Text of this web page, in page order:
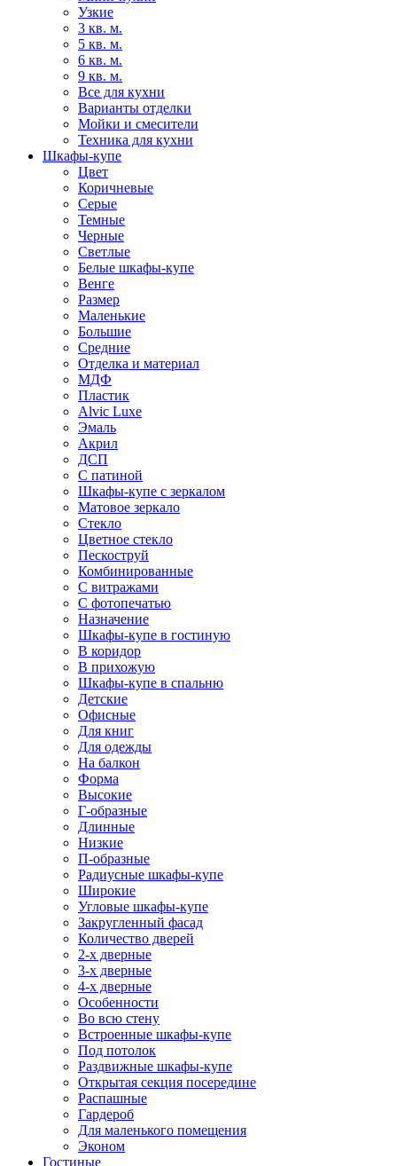
Узкие
3 кв. м.
5 кв. м.
6 кв. м.
9 кв. м.
Все для кухни
Варианты отделки
Мойки и смесители
Техника для кухни
Шкафы-купе
Цвет
Коричневые
Серые
Темные
Черные
Светлые
Белые шкафы-купе
Венге
Размер
Маленькие
Большие
Средние
Отделка и материал
МДФ
Пластик
Alvic Luxe
Эмаль
Акрил
ДСП
С патиной
Шкафы-купе с зеркалом
Матовое зеркало
Стекло
Цветное стекло
Пескоструй
Комбинированные
С витражами
С фотопечатью
Назначение
Шкафы-купе в гостиную
В коридор
В прихожую
Шкафы-купе в спальню
Детские
Офисные
Для книг
Для одежды
На балкон
Форма
Высокие
Г-образные
Длинные
Низкие
П-образные
Радиусные шкафы-купе
Широкие
Угловые шкафы-купе
Закругленный фасад
Количество дверей
2-х дверные
3-х дверные
4-х дверные
Особенности
Во всю стену
Встроенные шкафы-купе
Под потолок
Раздвижные шкафы-купе
Открытая секция посередине
Распашные
Гардероб
Для маленького помещения
Эконом
Гостиные